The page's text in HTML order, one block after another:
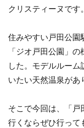
クリスティーヌです。
住みやすい戸田公園
「ジオ戸田公園」
した。モデルルー
いたい天然温泉があ
そこで今回は、「戸
行くならぜひ行って